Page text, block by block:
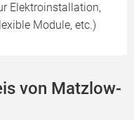
Elektroinstallation,
Module, etc.)
von Matzlow-